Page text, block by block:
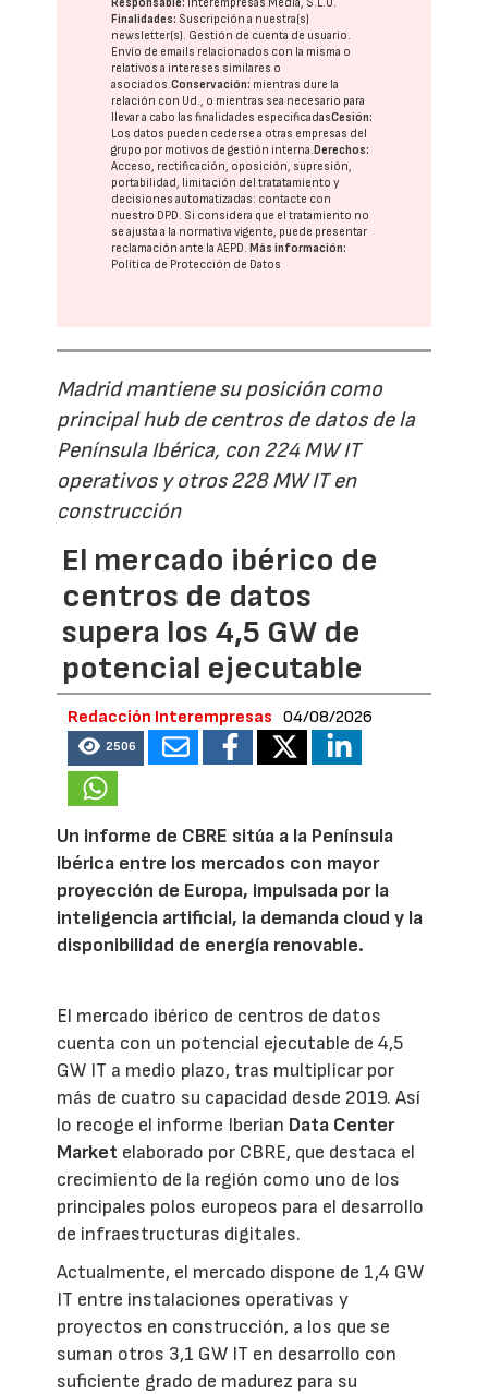
Finalidades: Suscripción a nuestra(s)
newsletter(s). Gestión de cuenta de usuario.
Envío de emails relacionados con la misma o
relativos a intereses similares o
asociados.Conservación: mientras dure la
relación con Ud., o mientras sea necesario para
llevar a cabo las finalidades especificadasCesión:
Los datos pueden cederse a otras empresas del
grupo por motivos de gestión interna.Derechos:
Acceso, rectificación, oposición, supresión,
portabilidad, limitación del tratatamiento y
decisiones automatizadas: contacte con
nuestro DPD . Si considera que el tratamiento no
se ajusta a la normativa vigente, puede presentar
reclamación ante laAEPD .Más información:
Política de Protección de Datos
Madrid mantiene su posición como
principal hub de centros de datos de la
Península Ibérica, con 224 MW IT
operativos y otros 228 MW IT en
construcción
El mercado ibérico de
centros de datos
supera los 4,5 GW de
potencial ejecutable
Redacción Interempresas 04/08/2026
2506
Un informe de CBRE sitúa a la Península
Ibérica entre los mercados con mayor
proyección de Europa, impulsada por la
inteligencia artificial, la demanda cloud y la
disponibilidad de energía renovable.
El mercado ibérico de centros de datos
cuenta con un potencial ejecutable de 4,5
GW IT a medio plazo, tras multiplicar por
más de cuatro su capacidad desde 2019. Así
lo recoge el informe Iberian Data Center
Market elaborado por CBRE, que destaca el
crecimiento de la región como uno de los
principales polos europeos para el desarrollo
de infraestructuras digitales.
Actualmente, el mercado dispone de 1,4 GW
IT entre instalaciones operativas y
proyectos en construcción, a los que se
suman otros 3,1 GW IT en desarrollo con
suficiente grado de madurez para su